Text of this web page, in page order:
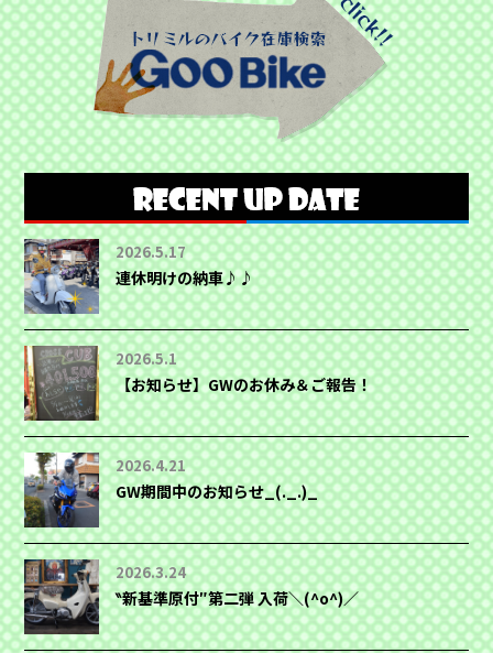
2026.5.17
連休明けの納車♪♪
2026.5.1
【お知らせ】GWのお休み＆ご報告！
2026.4.21
GW期間中のお知らせ_(._.)_
2026.3.24
‶新基準原付″第二弾 入荷＼(^o^)／